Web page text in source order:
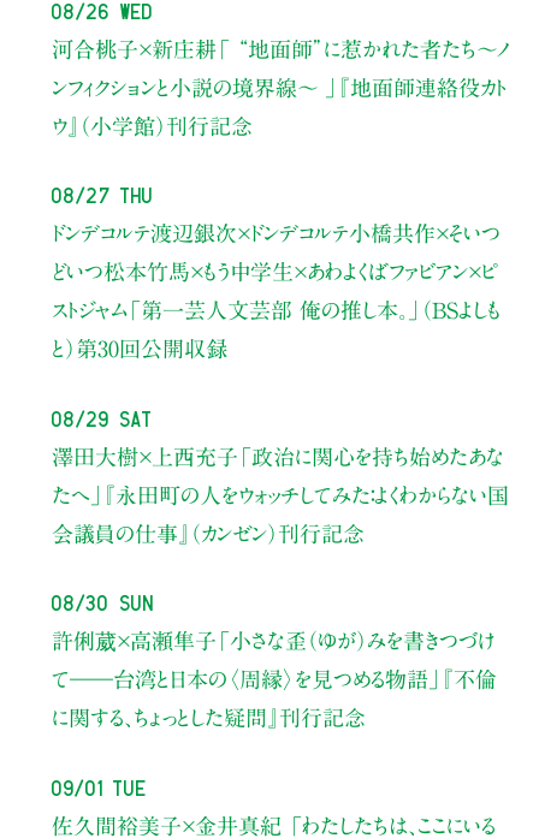
08/26 Wed
河合桃子×新庄耕「 “地面師”に惹かれた者たち〜ノ
ンフィクションと小説の境界線〜 」
『地面師連絡役カト
ウ』（小学館）刊行記念
08/27 Thu
ドンデコルテ渡辺銀次×ドンデコルテ小橋共作×そいつ
どいつ松本竹馬×もう中学生×あわよくばファビアン×ピ
ストジャム「第一芸人文芸部 俺の推し本。」（BSよしも
と） 第30回公開収録
08/29 Sat
澤田大樹×上西充子 「政治に関心を持ち始めたあな
たへ」
『永田町の人をウォッチしてみた：よくわからない国
会議員の仕事』（カンゼン）刊行記念
08/30 Sun
許俐葳×高瀬隼子 「小さな歪（ゆが）みを書きつづけ
て――台湾と日本の〈周縁〉を見つめる物語」
『不倫
に関する、ちょっとした疑問』刊行記念
09/01 Tue
佐久間裕美子×金井真紀 「わたしたちは、ここにいる